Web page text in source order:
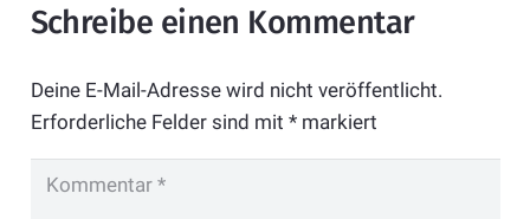
Schreibe einen Kommentar
Deine E-Mail-Adresse wird nicht veröffentlicht.
Erforderliche Felder sind mit *markiert